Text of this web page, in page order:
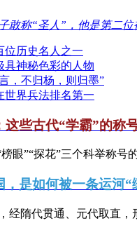
敢称“圣人”，他是第二位
位历史名人之一
具神秘色彩的人物
，不归杨，则归墨”
世界兵法排名第一
些古代“学霸”的称
眼”“探花”三个科举称号
是如何被一条运河“
经隋代贯通、元代取直